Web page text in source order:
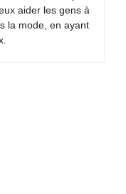
aider les gens à
la mode, en ayant